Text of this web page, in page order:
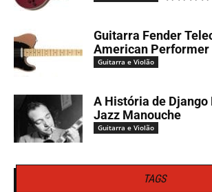
Guitarra Fender
American Performer
Guitarra e Violão
A História de Django
Jazz Manouche
Guitarra e Violão
TAGS